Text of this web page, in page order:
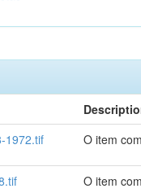
1972.tif
O item
O item